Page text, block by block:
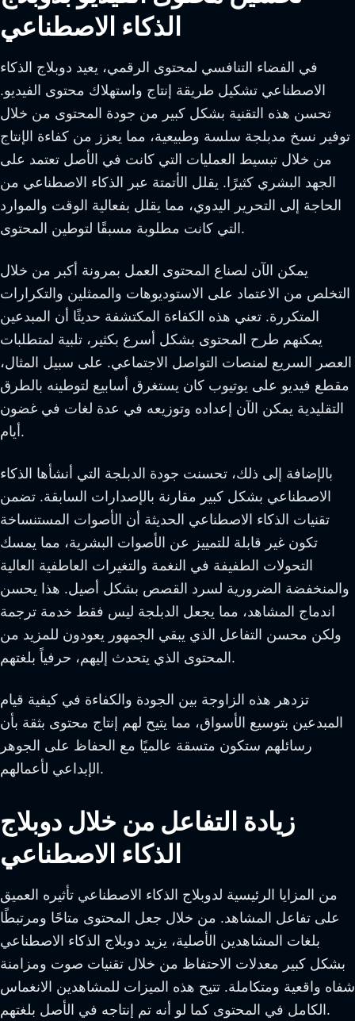
الذكاء الاصطناعي
في الفضاء التنافسي لمحتوى الرقمي، يعيد دوبلاج الذكاء
الاصطناعي تشكيل طريقة إنتاج واستهلاك محتوى الفيديو.
تحسن هذه التقنية بشكل كبير من جودة المحتوى من خلال
توفير نسخ مدبلجة سلسة وطبيعية، مما يعزز من كفاءة الإنتاج
من خلال تبسيط العمليات التي كانت في الأصل تعتمد على
الجهد البشري كثيرًا. يقلل الأتمتة عبر الذكاء الاصطناعي من
الحاجة إلى التحرير اليدوي، مما يقلل بفعالية الوقت والموارد
التي كانت مطلوبة مسبقًا لتوطين المحتوى.
يمكن الآن لصناع المحتوى العمل بمرونة أكبر من خلال
التخلص من الاعتماد على الاستوديوهات والممثلين والتكرارات
المتكررة. تعني هذه الكفاءة المكتشفة حديثًا أن المبدعين
يمكنهم طرح المحتوى بشكل أسرع بكثير، تلبية لمتطلبات
العصر السريع لمنصات التواصل الاجتماعي. على سبيل المثال،
مقطع فيديو على يوتيوب كان يستغرق أسابيع لتوطينه بالطرق
التقليدية يمكن الآن إعداده وتوزيعه في عدة لغات في غضون
أيام.
بالإضافة إلى ذلك، تحسنت جودة الدبلجة التي أنشأها الذكاء
الاصطناعي بشكل كبير مقارنة بالإصدارات السابقة. تضمن
تقنيات الذكاء الاصطناعي الحديثة أن الأصوات المستنساخة
تكون غير قابلة للتمييز عن الأصوات البشرية، مما يمسك
التحولات الطفيفة في النغمة والتغيرات العاطفية العالية
والمنخفضة الضرورية لسرد القصص بشكل أصيل. هذا يحسن
اندماج المشاهد، مما يجعل الدبلجة ليس فقط خدمة ترجمة
ولكن محسن التفاعل الذي يبقي الجمهور يعودون للمزيد من
المحتوى الذي يتحدث إليهم، حرفياً بلغتهم.
تزدهر هذه الزاوجة بين الجودة والكفاءة في كيفية قيام
المبدعين بتوسيع الأسواق، مما يتيح لهم إنتاج محتوى بثقة بأن
رسائلهم ستكون متسقة عالميًا مع الحفاظ على الجوهر
الإبداعي لأعمالهم.
زيادة التفاعل من خلال دوبلاج
الذكاء الاصطناعي
من المزايا الرئيسية لدوبلاج الذكاء الاصطناعي تأثيره العميق
على تفاعل المشاهد. من خلال جعل المحتوى متاحًا ومرتبطًا
بلغات المشاهدين الأصلية، يزيد دوبلاج الذكاء الاصطناعي
بشكل كبير معدلات الاحتفاظ من خلال تقنيات صوت ومزامنة
شفاه واقعية ومتكاملة. تتيح هذه الميزات للمشاهدين الانغماس
الكامل في المحتوى كما لو أنه تم إنتاجه في الأصل بلغتهم.